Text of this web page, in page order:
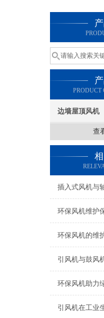
PRODUCT
边墙屋顶风机
查